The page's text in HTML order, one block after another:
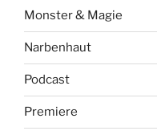
Monster & Magie
Narbenhaut
Podcast
Premiere